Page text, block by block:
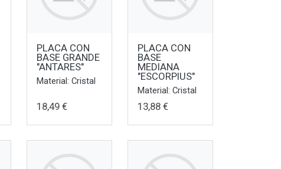
PLACA CON
BASE GRANDE
"ANTARES"
Material: Cristal
18,49 €
PLACA CON
BASE
MEDIANA
"ESCORPIUS"
Material: Cristal
13,88 €